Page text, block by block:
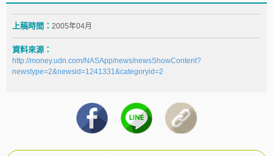
上稿時間： 2005年04月
資料來源：
http://money.udn.com/NASApp/news/newsShowContent?
newstype=2&newsid=1241331&categoryid=2